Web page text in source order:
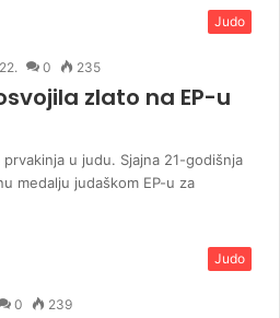
Judo
0 235
zlato na EP-u
u judu. Sjajna 21-godišnja
medalju judaškom EP-u za
Judo
0 239